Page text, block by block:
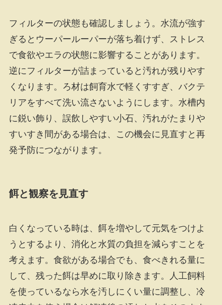
フィルターの状態も確認しましょう。水流が強す
ぎるとウーパールーパーが落ち着けず、ストレス
で食欲やエラの状態に影響することがあります。
逆にフィルターが詰まっていると汚れが残りやす
くなります。ろ材は飼育水で軽くすすぎ、バクテ
リアをすべて洗い流さないようにします。水槽内
に鋭い飾り、誤飲しやすい小石、汚れがたまりや
すいすき間がある場合は、この機会に見直すと再
発予防につながります。
餌と観察を見直す
白くなっている時は、餌を増やして元気をつけよ
うとするより、消化と水質の負担を減らすことを
考えます。食欲がある場合でも、食べきれる量に
して、残った餌は早めに取り除きます。人工飼料
を使っているなら水を汚しにくい量に調整し、冷